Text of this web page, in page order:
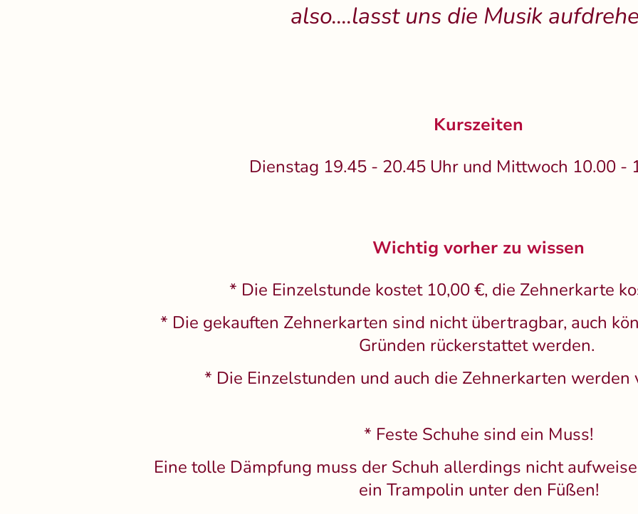
also....lasst uns die Musik
Kurszeiten
Dienstag 19.45 - 20.45 Uhr und Mittwoch 10.00 -
Wichtig vorher zu wissen
* Die Einzelstunde kostet 10,00 €, die Zehnerkarte
* Die gekauften Zehnerkarten sind nicht übertragbar, auch
Gründen rückerstattet werden.
* Die Einzelstunden und auch die Zehnerkarten werden
* Feste Schuhe sind ein Muss!
Eine tolle Dämpfung muss der Schuh allerdings nicht
ein Trampolin unter den Füßen!